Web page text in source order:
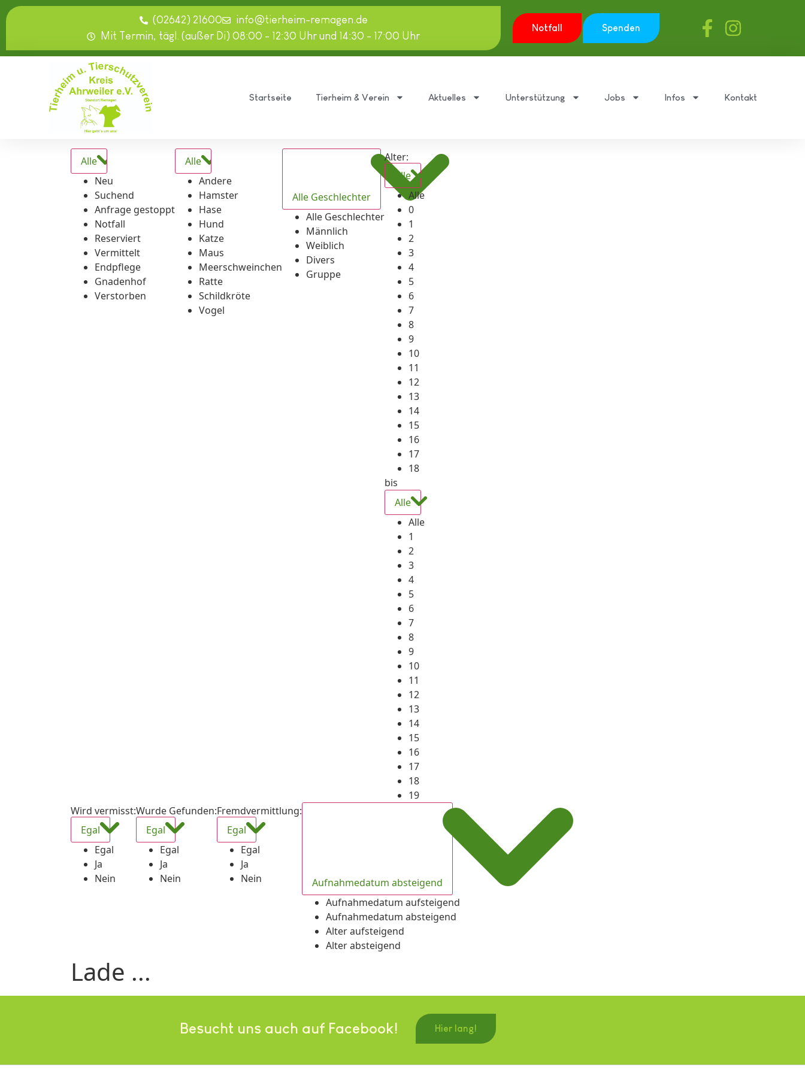
springen
(02642) 21600
info@tierheim-remagen.de
Mit Termin, tägl. (außer Di) 08:00 - 12:30 Uhr und 14:30 - 17:00 Uhr
Notfall Spenden
Startseite Tierheim & Verein Aktuelles Unterstützung Jobs Infos Kontakt
Alle
Neu
Suchend
Anfrage gestoppt
Notfall
Reserviert
Vermittelt
Endpflege
Gnadenhof
Verstorben
Alle
Andere
Hamster
Hase
Hund
Katze
Maus
Meerschweinchen
Ratte
Schildkröte
Vogel
Alle Geschlechter
Alle Geschlechter
Männlich
Weiblich
Divers
Gruppe
Alter:
Alle
Alle
0
1
2
3
4
5
6
7
8
9
10
11
12
13
14
15
16
17
18
bis
Alle
Alle
1
2
3
4
5
6
7
8
9
10
11
12
13
14
15
16
17
18
19
Wird vermisst:
Egal
Egal
Ja
Nein
Wurde Gefunden:
Egal
Egal
Ja
Nein
Fremdvermittlung:
Egal
Egal
Ja
Nein
Aufnahmedatum absteigend
Aufnahmedatum aufsteigend
Aufnahmedatum absteigend
Alter aufsteigend
Alter absteigend
Lade ...
Besucht uns auch auf Facebook! Hier lang!